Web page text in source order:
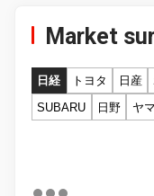
Market
日経 トヨタ 日産
SUBARU
日野 ヤ